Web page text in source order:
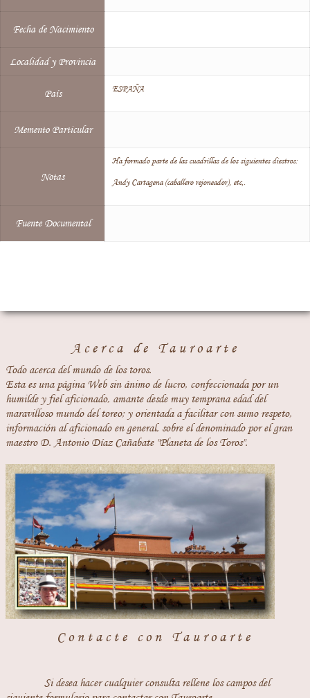
Fecha de Nacimiento
Localidad y Provincia
País ESPAÑA
Memento Particular
Notas
Ha formado parte de las cuadrillas de los siguientes diestros:
Andy Cartagena (caballero rejoneador), etc,.
Fuente Documental
Acerca de Tauroarte
Todo acerca del mundo de los toros.
Esta es una página Web sin ánimo de lucro, confeccionada por un
humilde y fiel aficionado, amante desde muy temprana edad del
maravilloso mundo del toreo; y orientada a facilitar con sumo respeto,
información al aficionado en general, sobre el denominado por el gran
maestro D. Antonio Díaz Cañabate "Planeta de los Toros".
Contacte con Tauroarte
Si desea hacer cualquier consulta rellene los campos del